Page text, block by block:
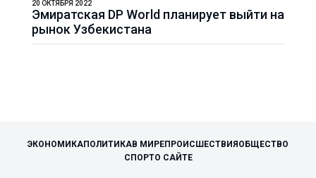
Эмиратская DP World планирует выйти на
рынок Узбекистана
20 ОКТЯБРЯ 2022
ЭКОНОМИКАПОЛИТИКАВ МИРЕПРОИСШЕСТВИЯ ОБЩЕСТВО
СПОРТО САЙТЕ